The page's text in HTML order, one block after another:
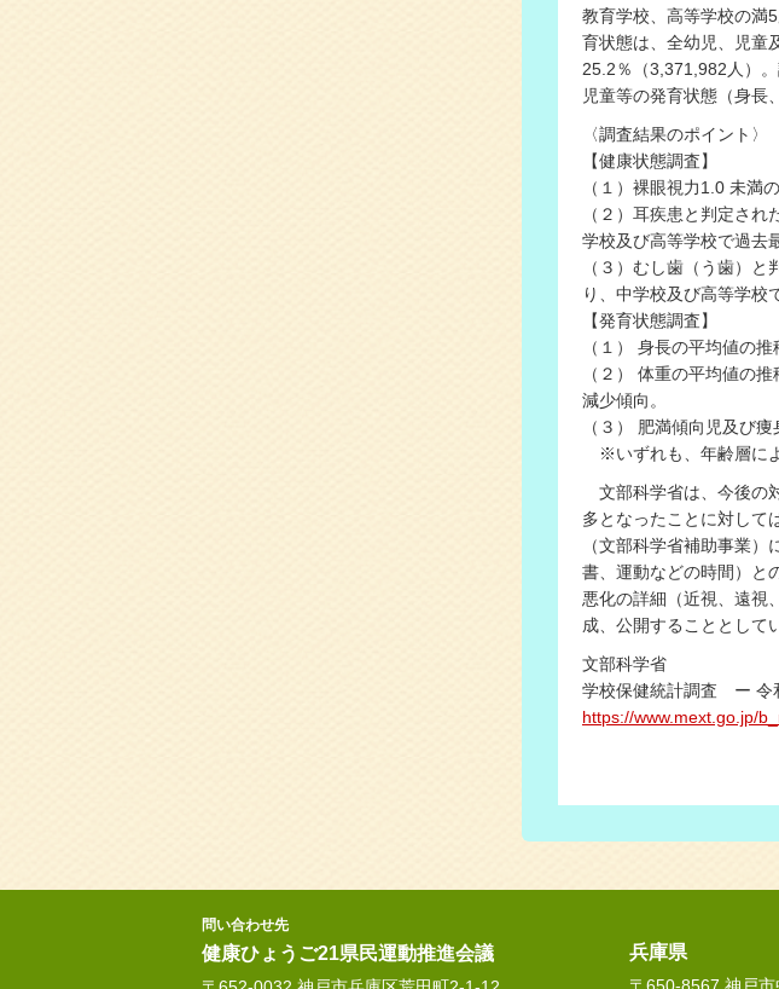
教育学校、高等学校の満
育状態は、全幼児、児童
25.2％（3,371,982人）
児童等の発育状態（身長
〈調査結果のポイント〉
【健康状態調査】
（１）裸眼視力1.0 未満
（２）耳疾患と判定さ
学校及び高等学校で過去
（３）むし歯（う歯）
り、中学校及び高等学校
【発育状態調査】
（１） 身長の平均値の
（２） 体重の平均値の
減少傾向。
（３） 肥満傾向児及び
※いずれも、年齢層に
文部科学省は、今後の
多となったことに対して
（文部科学省補助事業
書、運動などの時間）と
悪化の詳細（近視、遠視
成、公開することとして
文部科学省
学校保健統計調査 ー 令
https://www.mext.go.jp/
問い合わせ先
健康ひょうご21県民運動推進会議 兵庫県